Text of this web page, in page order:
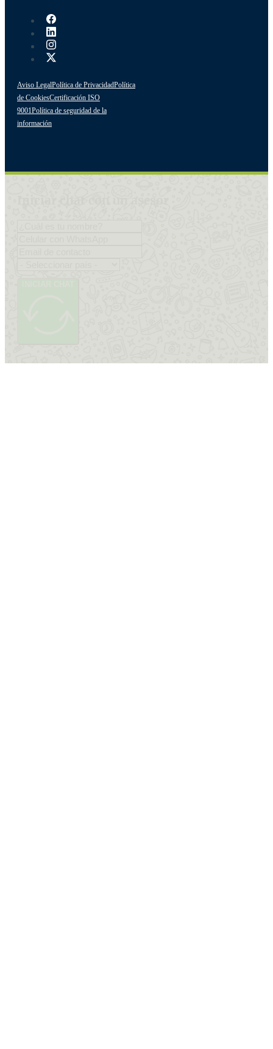
Aviso LegalPolítica de PrivacidadPolítica
de CookiesCertificación ISO
9001Política de seguridad de la
información